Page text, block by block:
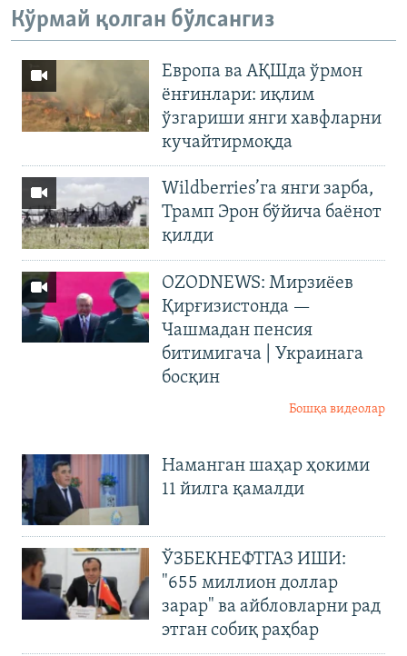
Кўрмай қолган бўлсангиз
Европа ва АҚШда ўрмон
ёнғинлари: иқлим
ўзгариши янги хавфларни
кучайтирмоқда
Wildberries’га янги зарба,
Трамп Эрон бўйича баёнот
қилди
OZODNEWS: Мирзиёев
Қирғизистонда —
Чашмадан пенсия
битимигача | Украинага
босқин
Бошқа видеолар
Наманган шаҳар ҳокими
11 йилга қамалди
ЎЗБЕКНЕФТГАЗ ИШИ:
"655 миллион доллар
зарар" ва айбловларни рад
этган собиқ раҳбар